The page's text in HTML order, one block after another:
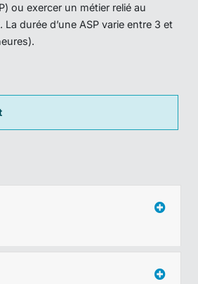
ou exercer un métier relié au
La durée d’une ASP varie entre 3 et